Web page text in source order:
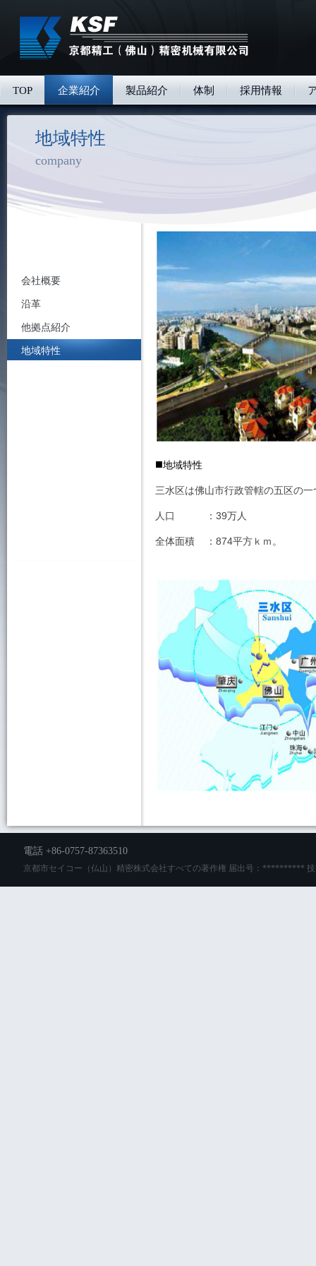
TOP 企業紹介 製品紹介 体制 採用情報
地域特性
company
会社概要
沿革
他拠点紹介
地域特性
■地域特性
三水区は佛山市行政管轄の五区の
人口 ：39万人
全体面積 ： 874平方ｋｍ。
電話 +86-0757-87363510
京都市セイコー（仏山）精密株式会社すべての著作権 届出号：**********